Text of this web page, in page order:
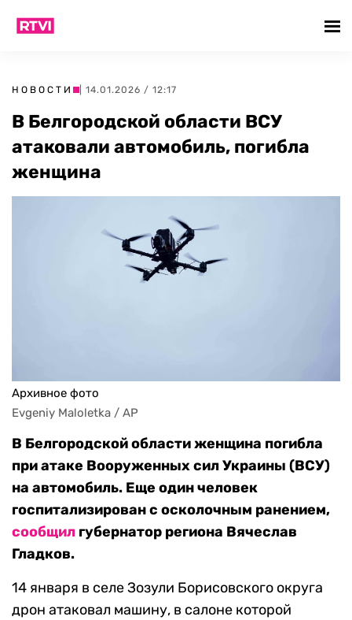
НОВОСТИ | 14.01.2026 / 12:17
В Белгородской области ВСУ
атаковали автомобиль, погибла
женщина
Архивное фото
Evgeniy Maloletka / AP
В Белгородской области женщина погибла
при атаке Вооруженных сил Украины (ВСУ)
на автомобиль. Еще один человек
госпитализирован с осколочным ранением,
сообщил губернатор региона Вячеслав
Гладков.
14 января в селе Зозули Борисовского округа
дрон атаковал машину, в салоне которой